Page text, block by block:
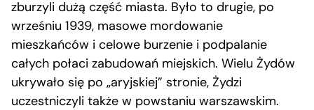
zburzyli dużą część miasta. Było to drugie, po
wrześniu 1939, masowe mordowanie
mieszkańców i celowe burzenie i podpalanie
całych połaci zabudowań miejskich. Wielu Żydów
ukrywało się po „aryjskiej” stronie, Żydzi
uczestniczyli także w powstaniu warszawskim.